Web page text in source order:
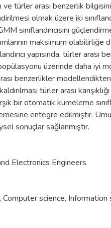
ve türler arası benzerlik
olmak üzere iki
GMM sınıflandırıcısını
maksimum olabilirliğe
yapısında, türler arası
popülasyonu üzerinde daha iyi
benzerlikler
türler arası
bir otomatik kümeleme
entegre edilmiştir.
sonuçlar sağlanmıştır.
Electronics Engineers
, Computer science, Information